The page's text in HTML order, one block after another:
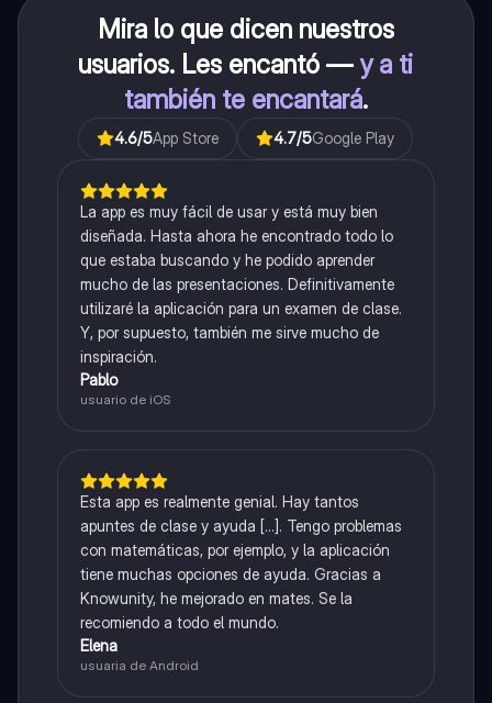
Mira lo que dicen nuestros
usuarios. Les encantó —y a ti
también te encantará.
4.6/5App Store 4.7/5Google Play
La app es muy fácil de usar y está muy bien
diseñada. Hasta ahora he encontrado todo lo
que estaba buscando y he podido aprender
mucho de las presentaciones. Definitivamente
utilizaré la aplicación para un examen de clase.
Y, por supuesto, también me sirve mucho de
inspiración.
Pablo
usuario de iOS
Esta app es realmente genial. Hay tantos
apuntes de clase y ayuda [...]. Tengo problemas
con matemáticas, por ejemplo, y la aplicación
tiene muchas opciones de ayuda. Gracias a
Knowunity, he mejorado en mates. Se la
recomiendo a todo el mundo.
Elena
usuaria de Android